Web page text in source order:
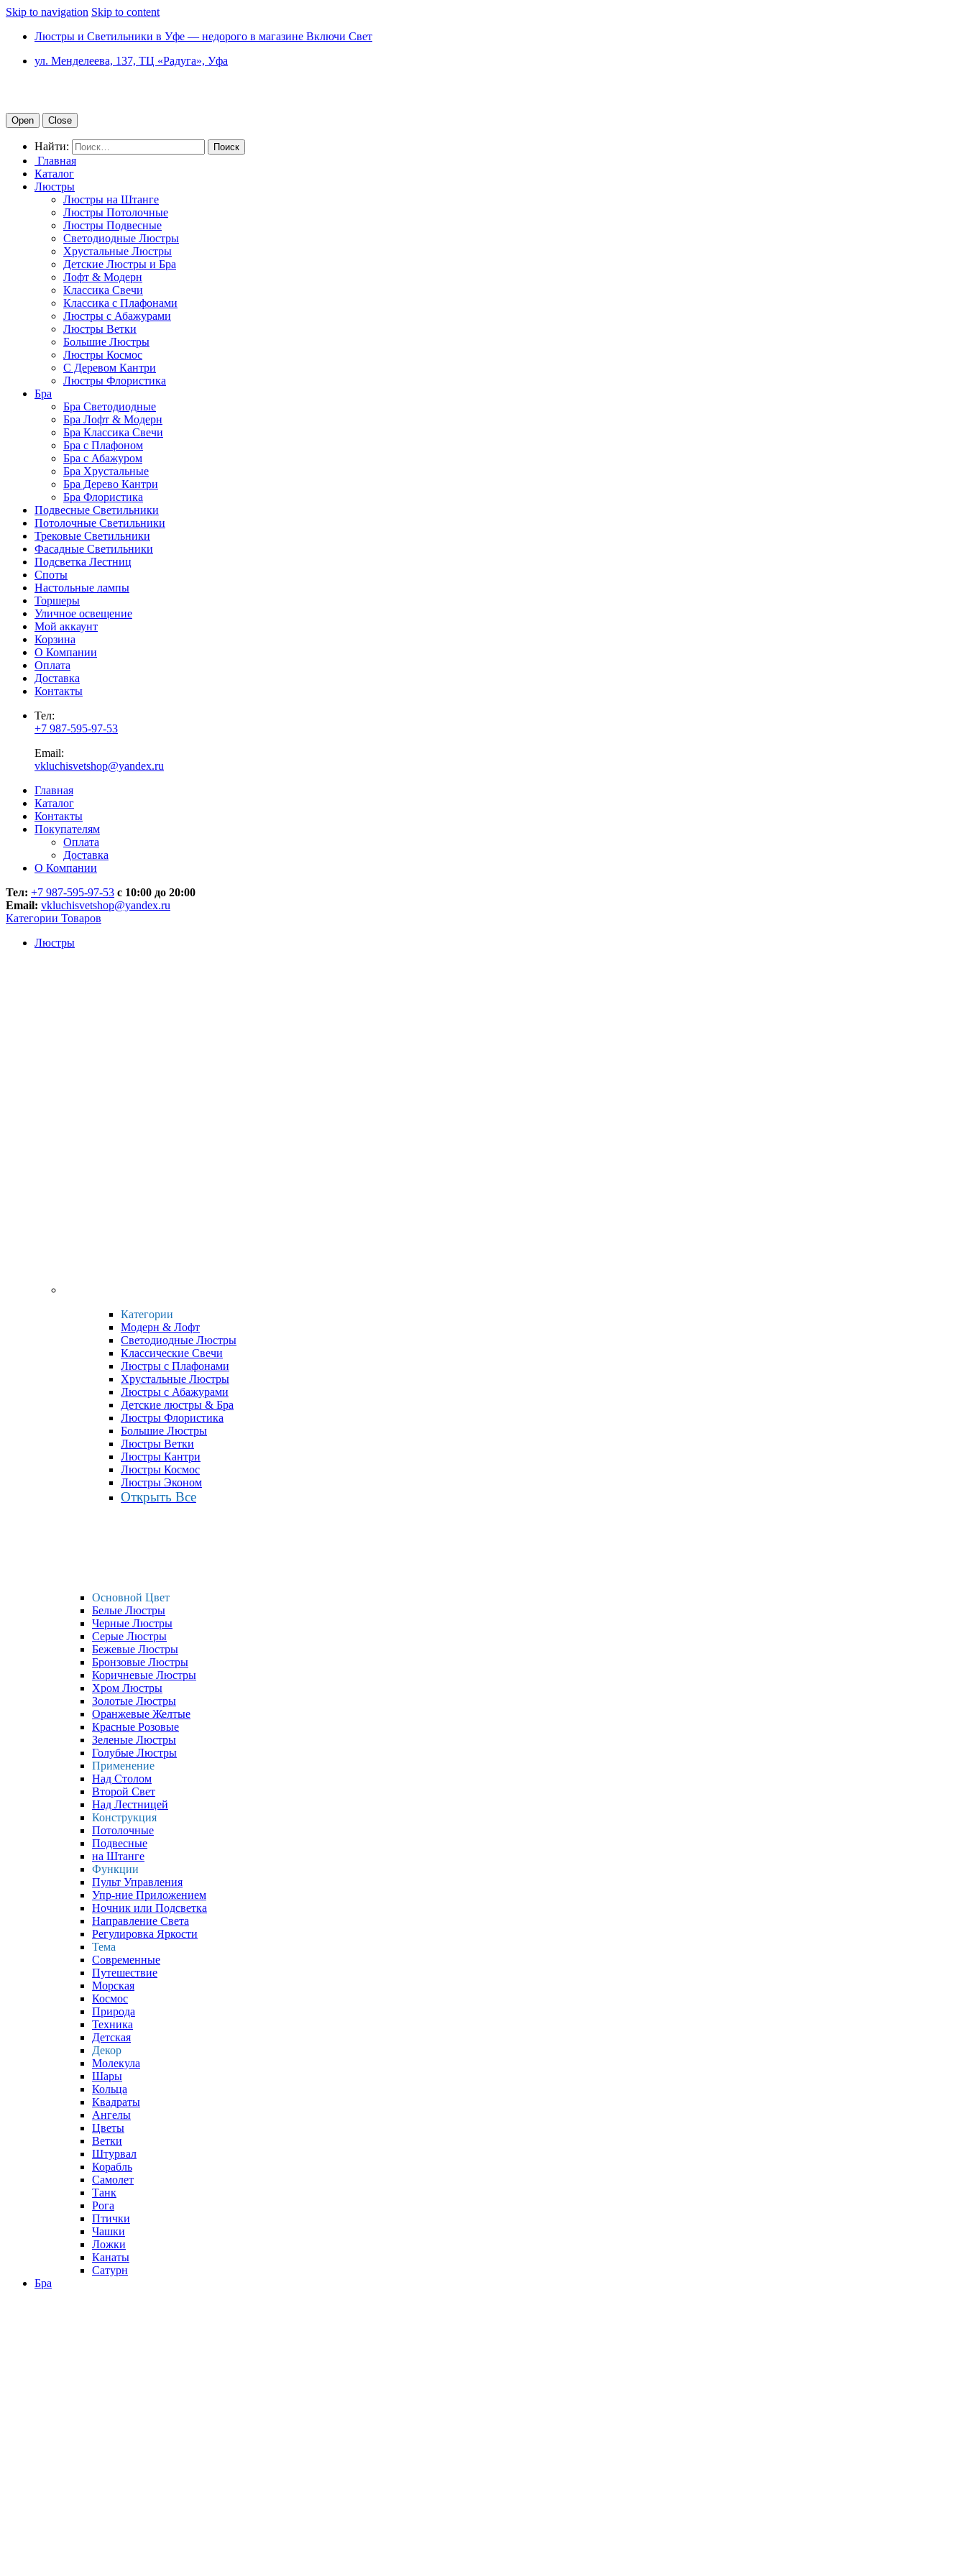
Skip to navigation Skip to content
Люстры и Светильники в Уфе — недорого в магазине Включи Свет
ул. Менделеева, 137, ТЦ «Радуга», Уфа
Open Close
Найти:
Главная
Каталог
Люстры
Люстры на Штанге
Люстры Потолочные
Люстры Подвесные
Светодиодные Люстры
Хрустальные Люстры
Детские Люстры и Бра
Лофт & Модерн
Классика Свечи
Классика с Плафонами
Люстры с Абажурами
Люстры Ветки
Большие Люстры
Люстры Космос
С Деревом Кантри
Люстры Флористика
Бра
Бра Светодиодные
Бра Лофт & Модерн
Бра Классика Свечи
Бра с Плафоном
Бра с Абажуром
Бра Хрустальные
Бра Дерево Кантри
Бра Флористика
Подвесные Светильники
Потолочные Светильники
Трековые Светильники
Фасадные Светильники
Подсветка Лестниц
Споты
Настольные лампы
Торшеры
Уличное освещение
Мой аккаунт
Корзина
О Компании
Оплата
Доставка
Контакты
Тел:
+7 987-595-97-53
Email:
vkluchisvetshop@yandex.ru
Главная
Каталог
Контакты
Покупателям
Оплата
Доставка
О Компании
Тел: +7 987-595-97-53 с 10:00 до 20:00
Email: vkluchisvetshop@yandex.ru
Категории Товаров
Люстры
Категории
Модерн & Лофт
Светодиодные Люстры
Классические Свечи
Люстры с Плафонами
Хрустальные Люстры
Люстры с Абажурами
Детские люстры & Бра
Люстры Флористика
Большие Люстры
Люстры Ветки
Люстры Кантри
Люстры Космос
Люстры Эконом
Открыть Все
Основной Цвет
Белые Люстры
Черные Люстры
Серые Люстры
Бежевые Люстры
Бронзовые Люстры
Коричневые Люстры
Хром Люстры
Золотые Люстры
Оранжевые Желтые
Красные Розовые
Зеленые Люстры
Голубые Люстры
Применение
Над Столом
Второй Свет
Над Лестницей
Конструкция
Потолочные
Подвесные
на Штанге
Функции
Пульт Управления
Упр-ние Приложением
Ночник или Подсветка
Направление Света
Регулировка Яркости
Тема
Современные
Путешествие
Морская
Космос
Природа
Техника
Детская
Декор
Молекула
Шары
Кольца
Квадраты
Ангелы
Цветы
Ветки
Штурвал
Корабль
Самолет
Танк
Рога
Птички
Чашки
Ложки
Канаты
Сатурн
Бра